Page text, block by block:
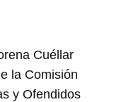
Cuéllar
la Comisión
y Ofendidos